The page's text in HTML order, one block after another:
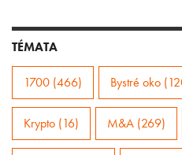
TÉMATA
1700 (466) Bystré oko
Krypto (16) M&A (269)